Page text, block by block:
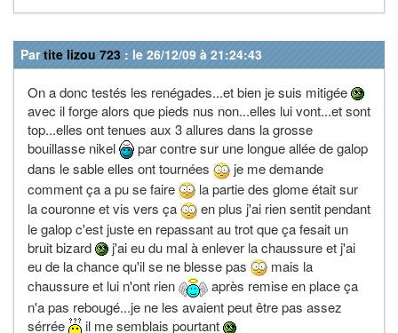
Partite lizou 723 : le 26/12/09 à 21:24:43
On a donc testés les renégades...et bien je suis mitigée
avec il forge alors que pieds nus non...elles lui vont...et sont
top...elles ont tenues aux 3 allures dans la grosse
bouillasse nikel
par contre sur une longue allée de galop
dans le sable elles ont tournées
je me demande
comment ça a pu se faire
la partie des glome était sur
la couronne et vis vers ça
en plus j'ai rien sentit pendant
le galop c'est juste en repassant au trot que ça fesait un
bruit bizard
j'ai eu du mal à enlever la chaussure et j'ai
eu de la chance qu'il se ne blesse pas
mais la
chaussure et lui n'ont rien
après remise en place ça
n'a pas rebougé...je ne les avaient peut être pas assez
sérrée
il me semblais pourtant